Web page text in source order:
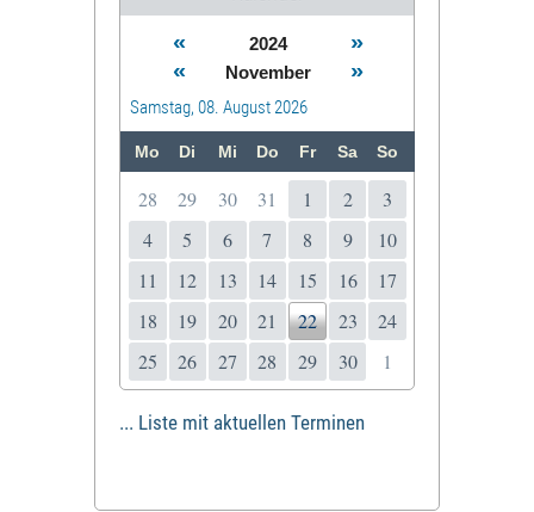
« 2024
»
«
November »
Samstag, 08. August 2026
Mo Di Mi Do Fr Sa So
28 29 30 31 1 2
3
4
5 6 7 8 9
10
11
12 13 14 15 16
17
18
19 20 21 22 23
24
25
26 27 28 29 30 1
... Liste mit aktuellen Terminen